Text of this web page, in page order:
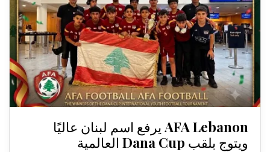
AFA Lebanon يرفع اسم لبنان عاليًا
ويتوج بلقب Dana Cup العالمية